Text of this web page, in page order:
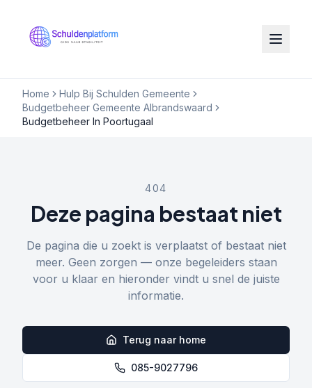
Home
Hulp Bij Schulden Gemeente
Budgetbeheer Gemeente Albrandswaard
Budgetbeheer In Poortugaal
404
Deze pagina bestaat niet
De pagina die u zoekt is verplaatst of bestaat niet
meer. Geen zorgen — onze begeleiders staan
voor u klaar en hieronder vindt u snel de juiste
informatie.
Terug naar home
085-9027796